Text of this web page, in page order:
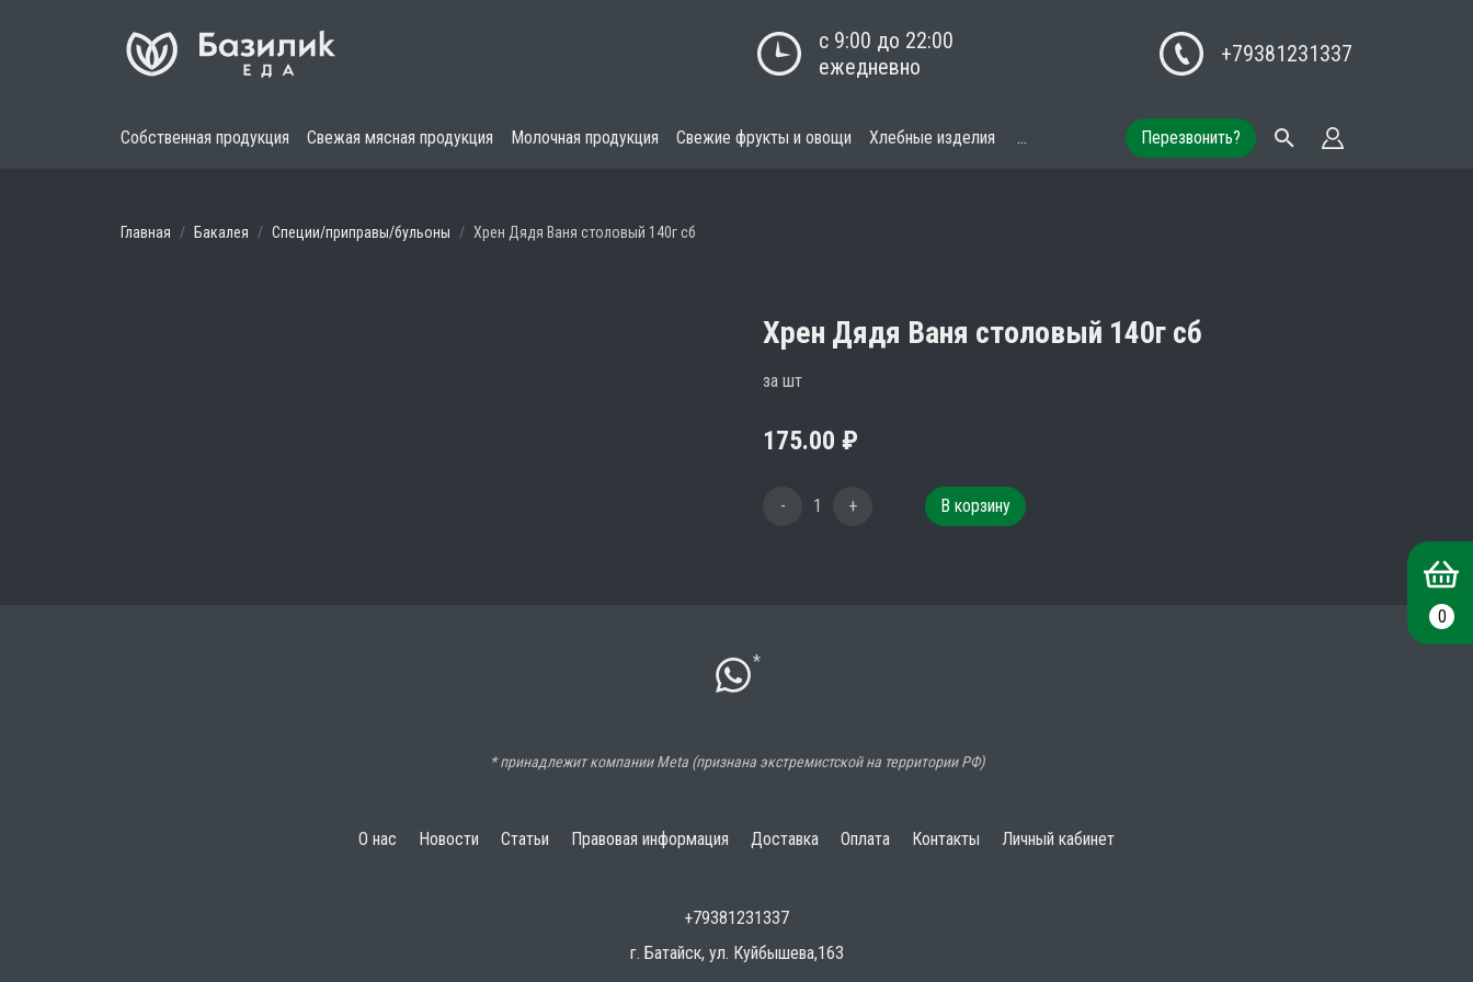
с 9:00 до 22:00
ежедневно
+79381231337
Собственная продукция Свежая мясная продукция Молочная продукция Свежие фрукты и овощи Хлебные изделия ... Перезвонить?
Главная Бакалея Специи/приправы/бульоны Хрен Дядя Ваня столовый 140г сб
Хрен Дядя Ваня столовый 140г сб
за шт
175.00 ₽
- 1 + В корзину
*
* принадлежит компании Meta (признана экстремистской на территории РФ)
О нас Новости Статьи Правовая информация Доставка Оплата Контакты Личный кабинет
+79381231337
г. Батайск, ул. Куйбышева,163
0